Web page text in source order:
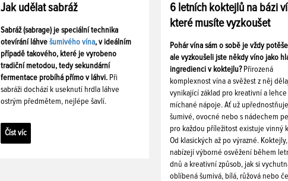
Jak udělat sabráž
Sabráž (sabrage) je speciální technika
otevírání láhve šumivého vína, v ideálním
případě takového, které je vyrobeno
tradiční metodou, tedy sekundární
fermentace probíhá přímo v láhvi. Při
sabráži dochází k useknutí hrdla láhve
ostrým předmětem, nejlépe šavlí.
Číst víc
6 letních koktejlů na bázi
které musíte vyzkoušet
Pohár vína sám o sobě je vždy
ale vyzkoušeli jste někdy víno jako
ingredienci v koktejlu? Přirozená
komplexnost vína a svěžest z něj
vynikající základ pro kreativní a lehce
míchané nápoje. Ať už
šumivé, ovocné nebo s nádechem
pro každou příležitost existuje vinný
Od klasických až po výrazné. Koktejly,
nabízejí výborné osvěžení během
dnů a kreativní způsob, jak si
oblíbená šumivá, bílá, růžová nebo